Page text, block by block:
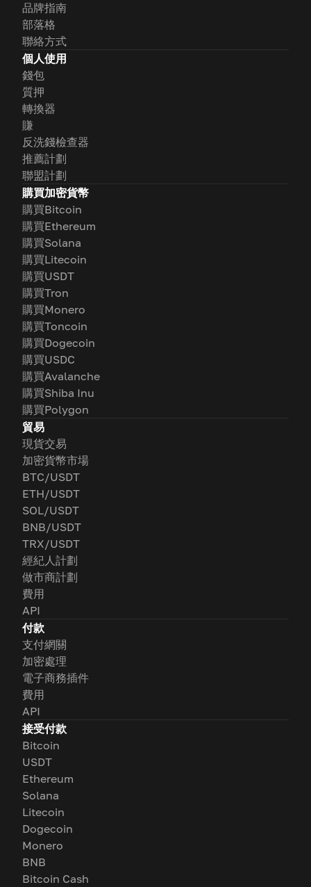
品牌指南
部落格
聯絡方式
個人使用
錢包
質押
轉換器
賺
反洗錢檢查器
推薦計劃
聯盟計劃
購買加密貨幣
購買Bitcoin
購買Ethereum
購買Solana
購買Litecoin
購買USDT
購買Tron
購買Monero
購買Toncoin
購買Dogecoin
購買USDC
購買Avalanche
購買Shiba Inu
購買Polygon
貿易
現貨交易
加密貨幣市場
BTC/USDT
ETH/USDT
SOL/USDT
BNB/USDT
TRX/USDT
經紀人計劃
做市商計劃
費用
API
付款
支付網關
加密處理
電子商務插件
費用
API
接受付款
Bitcoin
USDT
Ethereum
Solana
Litecoin
Dogecoin
Monero
BNB
Bitcoin Cash